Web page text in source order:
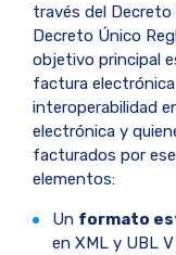
través del Decreto
Decreto Único
objetivo principal
factura
interoperabilidad
electrónica y
facturados por
elementos:
Un formato
en XML y UBL